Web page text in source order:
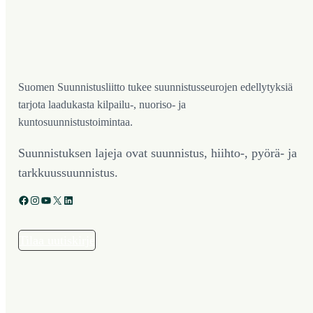
Suomen Suunnistusliitto tukee suunnistusseurojen edellytyksiä
tarjota laadukasta kilpailu-, nuoriso- ja
kuntosuunnistustoimintaa.
Suunnistuksen lajeja ovat suunnistus, hiihto-, pyörä- ja
tarkkuussuunnistus.
Facebook Instagram YouTube X LinkedIn